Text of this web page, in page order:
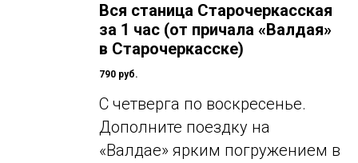
Вся станица Старочеркасская
за 1 час (от причала «Валдая»
в Старочеркасске)
790 руб.
С четверга по воскресенье.
Дополните поездку на
«Валдае» ярким погружением в